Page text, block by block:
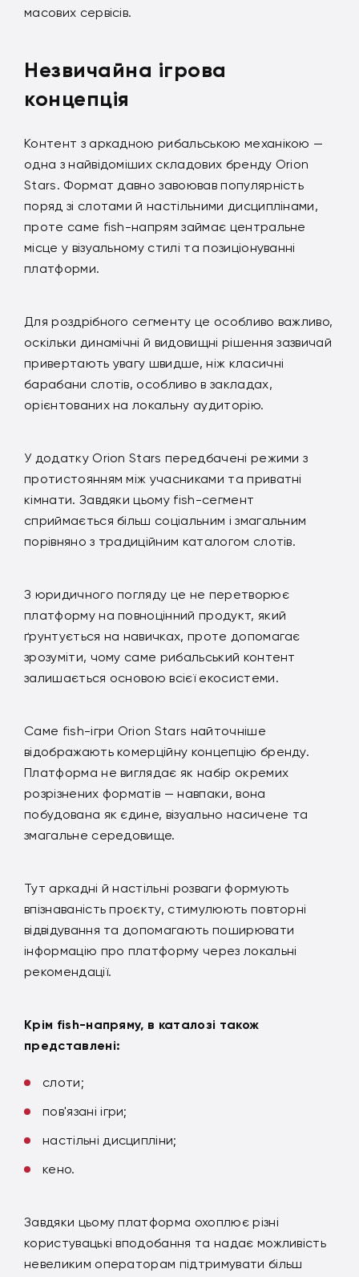
масових сервісів.
Незвичайна ігрова
концепція
Контент з аркадною рибальською механікою —
одна з найвідоміших складових бренду Orion
Stars. Формат давно завоював популярність
поряд зі слотами й настільними дисциплінами,
проте саме fish-напрям займає центральне
місце у візуальному стилі та позиціонуванні
платформи.
Для роздрібного сегменту це особливо важливо,
оскільки динамічні й видовищні рішення зазвичай
привертають увагу швидше, ніж класичні
барабани слотів, особливо в закладах,
орієнтованих на локальну аудиторію.
У додатку Orion Stars передбачені режими з
протистоянням між учасниками та приватні
кімнати. Завдяки цьому fish-сегмент
сприймається більш соціальним і змагальним
порівняно з традиційним каталогом слотів.
З юридичного погляду це не перетворює
платформу на повноцінний продукт, який
ґрунтується на навичках, проте допомагає
зрозуміти, чому саме рибальський контент
залишається основою всієї екосистеми.
Саме fish-ігри Orion Stars найточніше
відображають комерційну концепцію бренду.
Платформа не виглядає як набір окремих
розрізнених форматів — навпаки, вона
побудована як єдине, візуально насичене та
змагальне середовище.
Тут аркадні й настільні розваги формують
впізнаваність проєкту, стимулюють повторні
відвідування та допомагають поширювати
інформацію про платформу через локальні
рекомендації.
Крім fish-напряму, в каталозі також
представлені:
слоти;
пов'язані ігри;
настільні дисципліни;
кено.
Завдяки цьому платформа охоплює різні
користувацькі вподобання та надає можливість
невеликим операторам підтримувати більш